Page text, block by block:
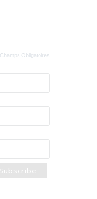
Champs Obligatoires